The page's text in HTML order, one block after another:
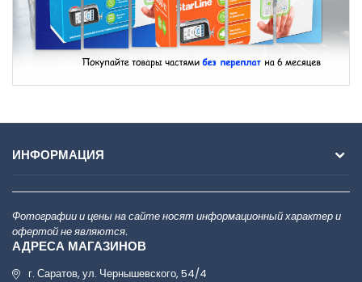
ИНФОРМАЦИЯ
Фотографии и цены на сайте носят информационный характер и
офертой не являются.
АДРЕСА МАГАЗИНОВ
г. Саратов, ул. Чернышевского, 54/4